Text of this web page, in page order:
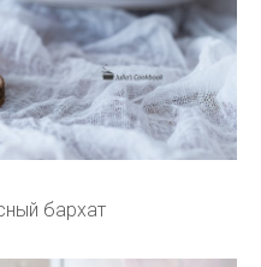
бархат